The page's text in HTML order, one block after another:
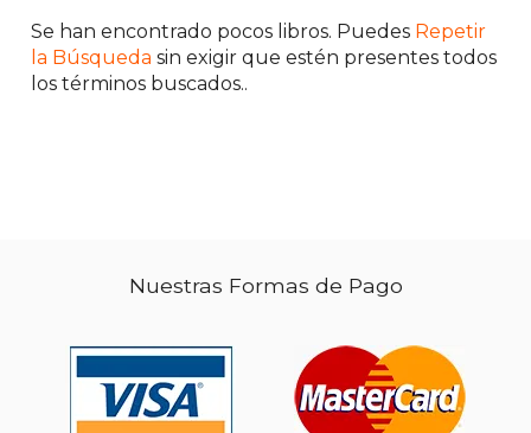
Se han encontrado pocos libros. Puedes Repetir
la Búsqueda sin exigir que estén presentes todos
los términos buscados..
Nuestras Formas de Pago